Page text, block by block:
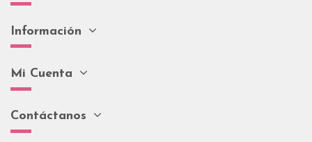
Información
Mi Cuenta
Contáctanos